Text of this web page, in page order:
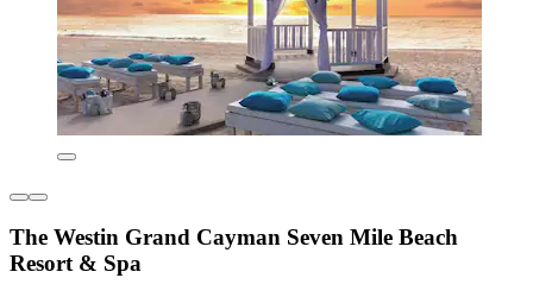
The Westin Grand Cayman Seven Mile Beach
Resort & Spa